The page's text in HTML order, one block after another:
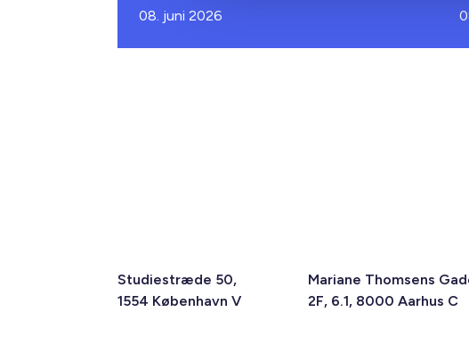
08. juni 2026
Studiestræde 50,
1554 København V
Mariane Thomsens
2F, 6.1, 8000 Aarhus C